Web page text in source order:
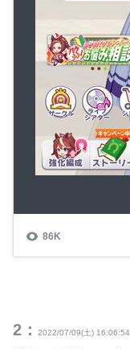
2： 2022/07/09(土) 16:06:54